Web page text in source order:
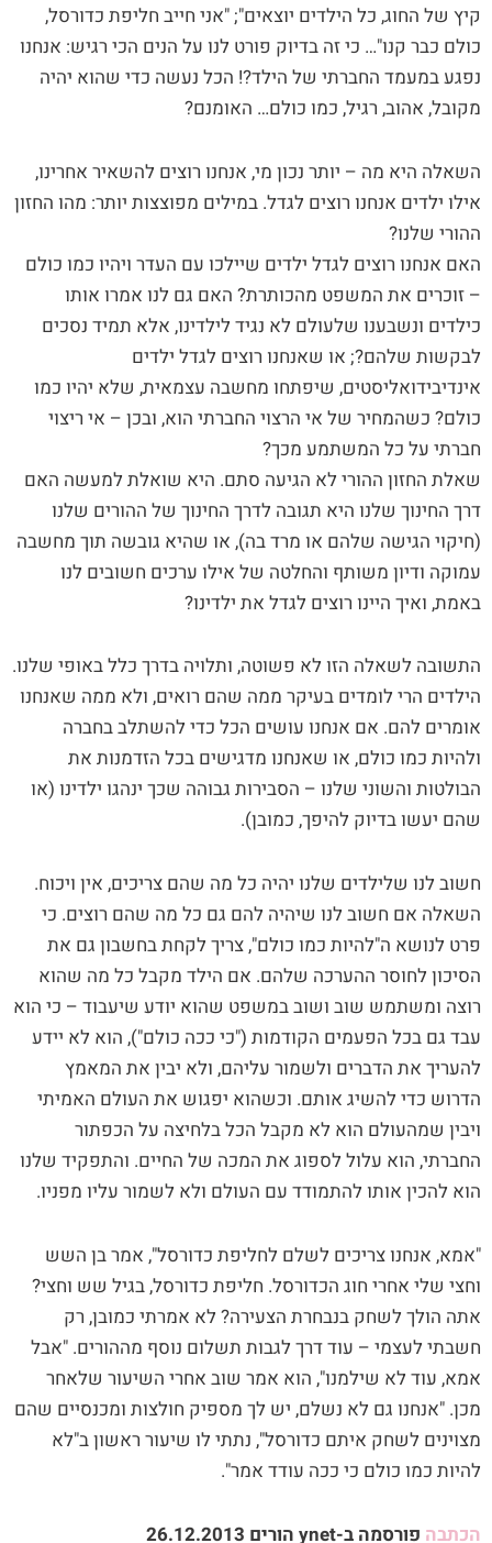
קיץ של החוג, כל הילדים יוצאים"; "אני חייב חליפת כדורסל,
כולם כבר קנו"… כי זה בדיוק פורט לנו על הנים הכי רגיש: אנחנו
נפגע במעמד החברתי של הילד?! הכל נעשה כדי שהוא יהיה
מקובל, אהוב, רגיל, כמו כולם… האומנם?
השאלה היא מה – יותר נכון מי, אנחנו רוצים להשאיר אחרינו,
אילו ילדים אנחנו רוצים לגדל. במילים מפוצצות יותר: מהו החזון
ההורי שלנו?
האם אנחנו רוצים לגדל ילדים שיילכו עם העדר ויהיו כמו כולם
– זוכרים את המשפט מהכותרת? האם גם לנו אמרו אותו
כילדים ונשבענו שלעולם לא נגיד לילדינו, אלא תמיד נסכים
לבקשות שלהם?; או שאנחנו רוצים לגדל ילדים
אינדיבידואליסטים, שיפתחו מחשבה עצמאית, שלא יהיו כמו
כולם? כשהמחיר של אי הרצוי החברתי הוא, ובכן – אי ריצוי
חברתי על כל המשתמע מכך?
שאלת החזון ההורי לא הגיעה סתם. היא שואלת למעשה האם
דרך החינוך שלנו היא תגובה לדרך החינוך של ההורים שלנו
(חיקוי הגישה שלהם או מרד בה), או שהיא גובשה תוך מחשבה
עמוקה ודיון משותף והחלטה של אילו ערכים חשובים לנו
באמת, ואיך היינו רוצים לגדל את ילדינו?
התשובה לשאלה הזו לא פשוטה, ותלויה בדרך כלל באופי שלנו.
הילדים הרי לומדים בעיקר ממה שהם רואים, ולא ממה שאנחנו
אומרים להם. אם אנחנו עושים הכל כדי להשתלב בחברה
ולהיות כמו כולם, או שאנחנו מדגישים בכל הזדמנות את
הבולטות והשוני שלנו – הסבירות גבוהה שכך ינהגו ילדינו (או
שהם יעשו בדיוק להיפך, כמובן).
חשוב לנו שלילדים שלנו יהיה כל מה שהם צריכים, אין ויכוח.
השאלה אם חשוב לנו שיהיה להם גם כל מה שהם רוצים. כי
פרט לנושא ה"להיות כמו כולם", צריך לקחת בחשבון גם את
הסיכון לחוסר ההערכה שלהם. אם הילד מקבל כל מה שהוא
רוצה ומשתמש שוב ושוב במשפט שהוא יודע שיעבוד – כי הוא
עבד גם בכל הפעמים הקודמות ("כי ככה כולם"), הוא לא יידע
להעריך את הדברים ולשמור עליהם, ולא יבין את המאמץ
הדרוש כדי להשיג אותם. וכשהוא יפגוש את העולם האמיתי
ויבין שמהעולם הוא לא מקבל הכל בלחיצה על הכפתור
החברתי, הוא עלול לספוג את המכה של החיים. והתפקיד שלנו
הוא להכין אותו להתמודד עם העולם ולא לשמור עליו מפניו.
"אמא, אנחנו צריכים לשלם לחליפת כדורסל", אמר בן השש
וחצי שלי אחרי חוג הכדורסל. חליפת כדורסל, בגיל שש וחצי?
אתה הולך לשחק בנבחרת הצעירה? לא אמרתי כמובן, רק
חשבתי לעצמי – עוד דרך לגבות תשלום נוסף מההורים. "אבל
אמא, עוד לא שילמנו", הוא אמר שוב אחרי השיעור שלאחר
מכן. "אנחנו גם לא נשלם, יש לך מספיק חולצות ומכנסיים שהם
מצוינים לשחק איתם כדורסל", נתתי לו שיעור ראשון ב"לא
להיות כמו כולם כי ככה עודד אמר".
הכתבה פורסמה ב-ynet הורים 26.12.2013